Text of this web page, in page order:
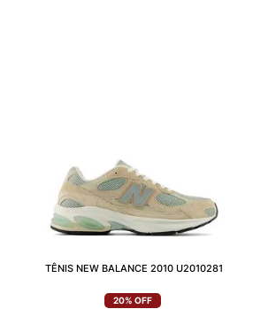
TÊNIS NEW BALANCE 2010 U2010281
20% OFF